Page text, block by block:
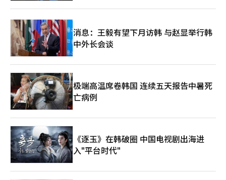
能像多美那样生活时，她却划清了界限。因为她认为现实中需要礼
仪、规范和秩序。“我认为诚实和对当下的忠实是相似之处。但我
觉得我不能像多美那样生活。虽然我也有代入感，但我不能像多美
那样生活。作为社会动物，如果像多美那样生活，虽然她会幸福，
规范和秩序。我会梦想像多美那样生活。虽然我也有多美的某些方
面，但我觉得我不如她。”喜剧演技对朴智贤来说是一个新的挑
战。她认为，比起努力搞笑，更重要的是让场景和角色真实地感受
到情感。由于缺乏喜剧演出的经验，她在拍摄过程中常常问自己这
样做是否正确。“在喜剧以及所有演技中，我主要思考如何在某些
方面有所不同。为了让日常对话或情感演出看起来不那么像演技，
而是更真实，我认为这些方面很重要。通过演出，我意识到喜剧尤
其重要。由于我没有太多喜剧演出的经验，所以在演出时我不断问
自己‘这样做对吗’。看完电影后，我也不知道自己是否做得好。
我与导演讨论如何让多美更有趣，而不是如何让她看起来搞
消息：王毅有望下月访韩 与赵显举行韩
中外长会谈
极端高温席卷韩国 连续五天报告中暑死
亡病例
《逐玉》在韩破圈 中国电视剧出海进
入"平台时代"